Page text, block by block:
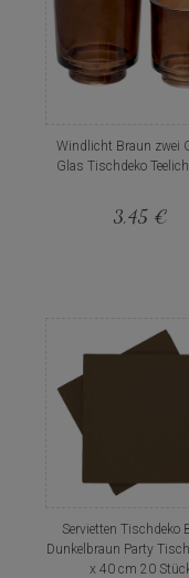
Windlicht Braun zwei
Glas Tischdeko
3,45 €
Servietten Tischdeko
Dunkelbraun Party
x 40 cm 20